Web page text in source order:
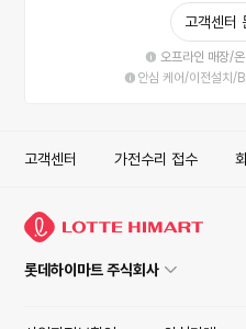
고객센터
오프라인 매장/
안심 케어/이전설치/
고객센터 가전수리 접수
롯데하이마트 주식회사